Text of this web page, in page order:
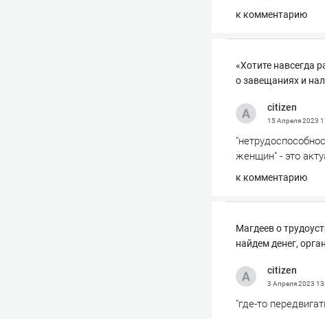
к комментарию
«Хотите навсегда
о завещаниях и
сitizen
15 Апреля 2023
женщин" - это
к комментарию
Магдеев о
найдем денег,
сitizen
3 Апреля 2023
"где-то